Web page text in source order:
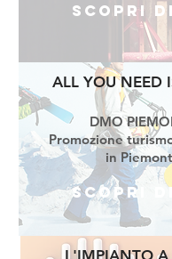
Scopri
Scopri
ALL YOU NEED
DMO
Promozione
in
L'IMPIANTO A